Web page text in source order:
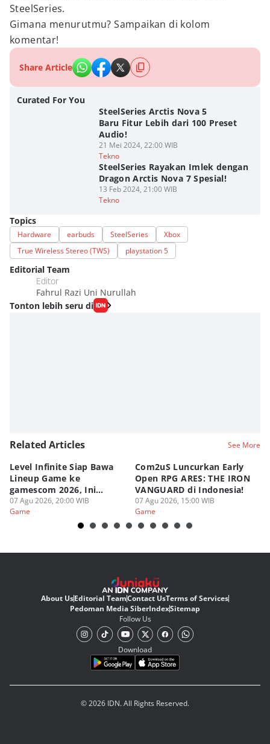
SteelSeries.
Gimana menurutmu? Sampaikan di kolom
komentar!
Share Article
Curated For You
SteelSeries Arctis Nova 5
Baru Fitur Lebih dari 100 Preset
Audio!
21 Mei 2024, 22:00 WIB
Tekno
SteelSeries Rayakan Imlek dengan
Dragon Arctis Nova 7 Spesial!
13 Feb 2024, 21:00 WIB
Tekno
Topics
Hardware earbuds SteelSeries
Xbox
True Wireless Stereo (TWS)
playstation 5
Editorial Team
Editor
Fahrul Razi Uni Nurullah
Tonton lebih seru di
Related Articles See More
Level Infinite Siap Bawa
Lineup Game ke
gamescom 2026, Ini
Judulnya!
07 Agu 2026, 20:00 WIB
Game
Com2uS Luncurkan Early
Open RPG ARES: THE IRON
VANGUARD di Indonesia!
07 Agu 2026, 15:00 WIB
Game
About UsEditorial TeamContact UsTerms of Services
Pedoman Media SiberIndexSitemap
Follow Us
Download
© 2026 IDN. All Rights Reserved.